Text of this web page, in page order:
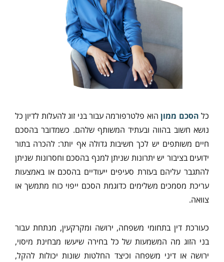
כל הסכם ממוןהוא פלטרפורמה עבור בני זוג להעלות לדיון כל
נושא חשוב בהווה ובעתיד המשותף שלהם. כשמדובר בהסכם
חיים משותפים יש לכך חשיבות גדולה אף יותר: להכרה בתור
ידועים בציבור יש יתרונות שניתן למנף בהסכם וחסרונות שניתן
להתגבר עליהם בעזרת סעיפים ייעודיים בהסכם או באמצעות
עריכת מסמכים משלימים כדוגמת הסכם ייפוי כוח מתמשך או
צוואה.
כעורכת דין בתחומי משפחה, ירושה ומקרקעין, מנתחת עבור
בני הזוג מה המשמעות של כל בחירה שיעשו מבחינת מיסוי,
ירושה או דיני משפחה וכיצד החלטות שונות יכולות להקל,